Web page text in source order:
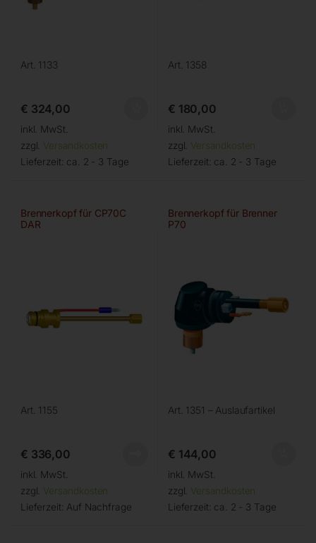
Art. 1133
€ 324,00
inkl. MwSt.
zzgl. Versandkosten
Lieferzeit: ca. 2 - 3 Tage
Art. 1358
€ 180,00
inkl. MwSt.
zzgl. Versandkosten
Lieferzeit: ca. 2 - 3 Tage
Brennerkopf für CP70C
DAR
Art. 1155
€ 336,00
inkl. MwSt.
zzgl. Versandkosten
Lieferzeit: Auf Nachfrage
Brennerkopf für Brenner
P70
Art. 1351 – Auslaufartikel
€ 144,00
inkl. MwSt.
zzgl. Versandkosten
Lieferzeit: ca. 2 - 3 Tage